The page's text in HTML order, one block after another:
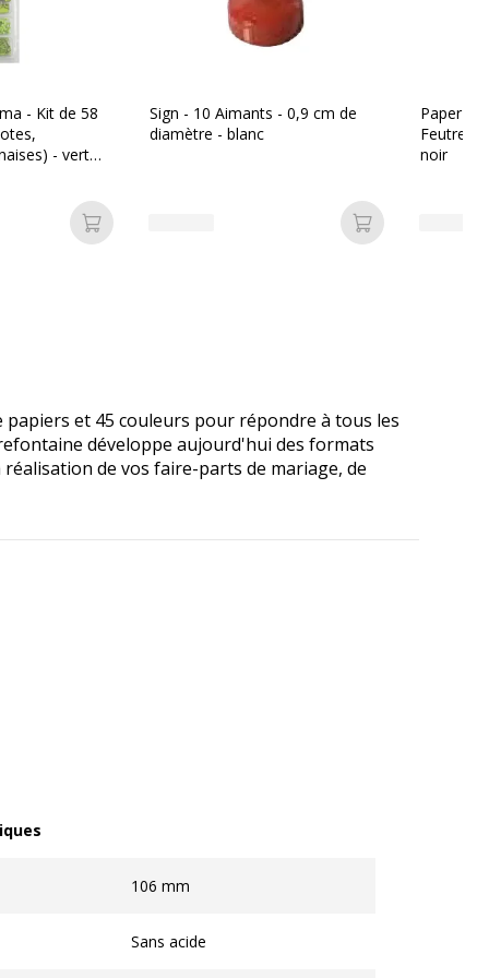
- Kit de 58
- vert
Ajouter au panier
Sign - 10 Aimants - 0,9 cm de
diamètre - blanc
Ajouter au
Paper
Feutre
noir
papiers et 45 couleurs pour répondre à tous les
développe aujourd'hui des formats
de vos faire-parts de mariage, de
106 mm
Sans acide